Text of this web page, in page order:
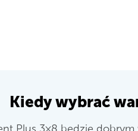
Kiedy wybrać